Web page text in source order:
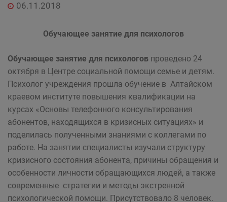
06.11.2018
Обучающее занятие для психологов
Обучающее занятие для психологов проведено 24
октября в Центре социальной помощи семье и детям.
Психолог учреждения прошла обучение в Алтайском
краевом институте повышения квалификации на
курсах «Основы телефонного консультирования
абонентов, находящихся в кризисных ситуациях» и
поделилась полученными знаниями с коллегами по
работе. На занятии специалисты изучали структуру
кризисного состояния абонента, причины обращения и
особенности личности обращающихся людей, а также
современные стратегии и методы экстренной
психологической помощи. Присутствовало 8 человек.